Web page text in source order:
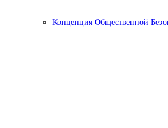
Концепция Общественной